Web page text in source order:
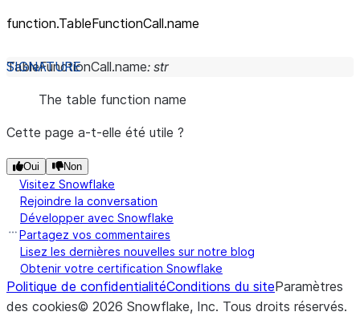
function.TableFunctionCall.name
TableFunctionCall.name: str
The table function name
Cette page a-t-elle été utile ?
Oui Non
Visitez Snowflake
Rejoindre la conversation
Développer avec Snowflake
Partagez vos commentaires
Lisez les dernières nouvelles sur notre blog
Obtenir votre certification Snowflake
Politique de confidentialitéConditions du siteParamètres
des cookies© 2026 Snowflake, Inc. Tous droits réservés.